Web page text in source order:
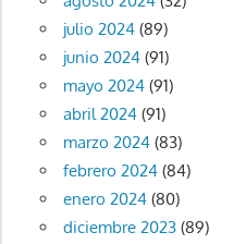
julio 2024(89)
junio 2024(91)
mayo 2024(91)
abril 2024(91)
marzo 2024(83)
febrero 2024(84)
enero 2024(80)
diciembre 2023(89)